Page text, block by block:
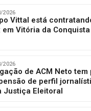
2026
Vittal está
em Vitória da Conquista
2026
de ACM Neto tem
de perfil
Justiça Eleitoral